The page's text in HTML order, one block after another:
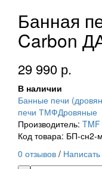
Банная
Carbon
29 990 р.
В наличии
Банные печи
печи ТМФДровяные
Производитель: TMF
Код товара: БП-сн2-
0 отзывов /